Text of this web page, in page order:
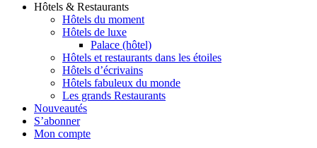
Hôtels & Restaurants
Hôtels du moment
Hôtels de luxe
Palace (hôtel)
Hôtels et restaurants dans les étoiles
Hôtels d’écrivains
Hôtels fabuleux du monde
Les grands Restaurants
Nouveautés
S’abonner
Mon compte